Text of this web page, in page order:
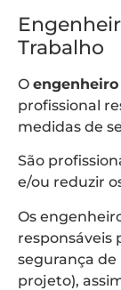
Trabalho
O
profissional
medidas de
São
e/ou reduzir
Os
responsáveis
segurança
projeto),